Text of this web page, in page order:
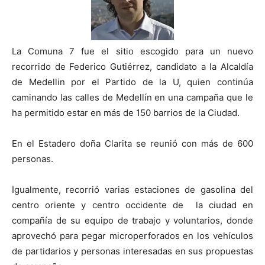
La Comuna 7 fue el sitio escogido para un nuevo
recorrido de Federico Gutiérrez, candidato a la Alcaldía
de Medellin por el Partido de la U, quien continúa
caminando las calles de Medellín en una campaña que le
ha permitido estar en más de 150 barrios de la Ciudad.
En el Estadero doña Clarita se reunió con más de 600
personas.
Igualmente, recorrió varias estaciones de gasolina del
centro oriente y centro occidente de la ciudad en
compañía de su equipo de trabajo y voluntarios, donde
aprovechó para pegar microperforados en los vehículos
de partidarios y personas interesadas en sus propuestas